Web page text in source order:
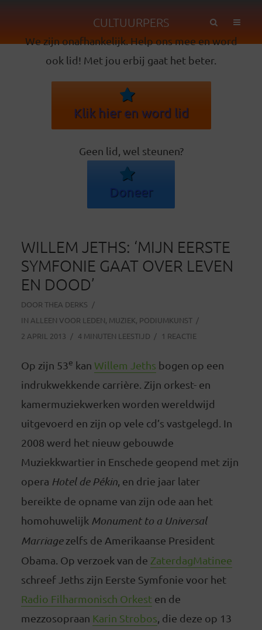
CULTUURPERS
We zijn onafhankelijk. Help ons mee en word
ook lid! Met jou erbij gaat het beter.
Klik hier en word lid
Geen lid, wel steunen?
Doneer
WILLEM JETHS: ‘MIJN EERSTE
SYMFONIE GAAT OVER LEVEN
EN DOOD’
DOOR THEA DERKS
IN ALLEEN VOOR LEDEN, MUZIEK, PODIUMKUNST
2 APRIL 2013
4 MINUTEN LEESTIJD 1 REACTIE
Op zijn 53e kan Willem Jeths bogen op een
indrukwekkende carrière. Zijn orkest- en
kamermuziekwerken worden wereldwijd
uitgevoerd en zijn op vele cd’s vastgelegd. In
2008 werd het nieuw gebouwde
Muziekkwartier in Enschede geopend met zijn
opera Hotel de Pékin, en drie jaar later
bereikte de opname van zijn ode aan het
homohuwelijk Monument to a Universal
Marriagezelfs de Amerikaanse President
Obama. Op verzoek van de ZaterdagMatinee
schreef Jeths zijn Eerste Symfonie voor het
Radio Filharmonisch Orkesten de
mezzosopraan Karin Strobos , die deze op 13